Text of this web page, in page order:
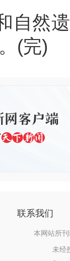
然遗
(完)
联系我们
本网站所
未经